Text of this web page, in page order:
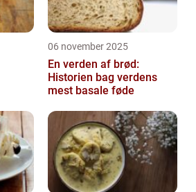
06 november 2025
En verden af brød:
Historien bag verdens
mest basale føde